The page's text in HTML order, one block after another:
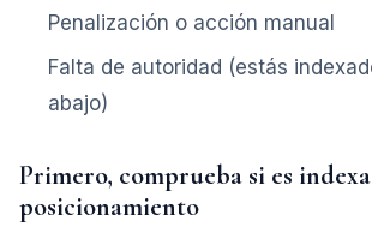
Penalización o acción manual
Falta de autoridad (estás
abajo)
Primero, comprueba si es
posicionamiento